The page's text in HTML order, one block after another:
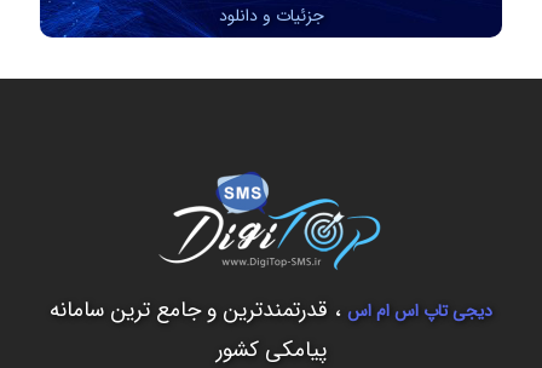
جزئیات و دانلود
دیجی تاپ اس ام اس ، قدرتمندترین و جامع ترین سامانه
پیامکی کشور